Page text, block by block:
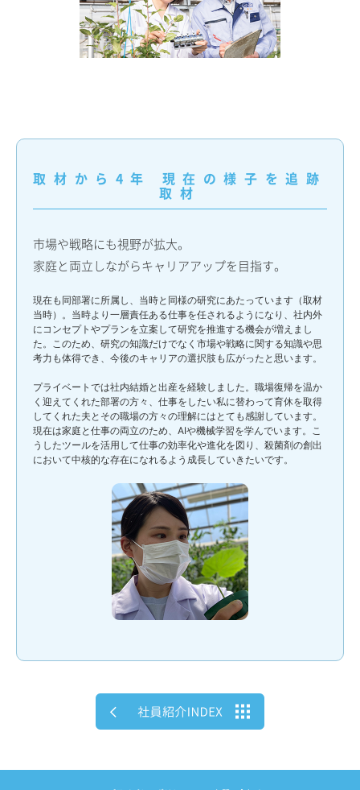
取材から4年 現在の様子を追跡
取材
市場や戦略にも視野が拡大。
家庭と両立しながらキャリアアップを目指す。
現在も同部署に所属し、当時と同様の研究にあたっています（取材
当時）。当時より一層責任ある仕事を任されるようになり、社内外
にコンセプトやプランを立案して研究を推進する機会が増えまし
た。このため、研究の知識だけでなく市場や戦略に関する知識や思
考力も体得でき、今後のキャリアの選択肢も広がったと思います。
プライベートでは社内結婚と出産を経験しました。職場復帰を温か
く迎えてくれた部署の方々、仕事をしたい私に替わって育休を取得
してくれた夫とその職場の方々の理解にはとても感謝しています。
現在は家庭と仕事の両立のため、AIや機械学習を学んでいます。こ
うしたツールを活用して仕事の効率化や進化を図り、殺菌剤の創出
において中核的な存在になれるよう成長していきたいです。